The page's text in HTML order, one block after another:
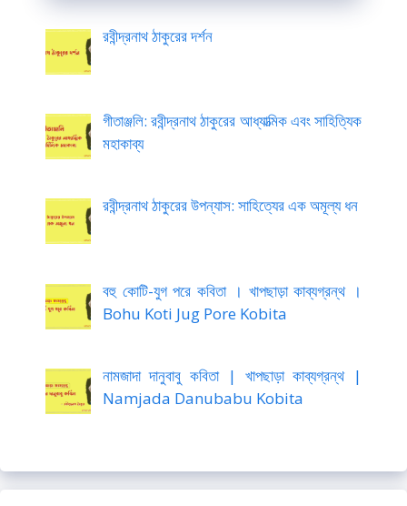
রবীন্দ্রনাথ ঠাকুরের দর্শন
গীতাঞ্জলি: রবীন্দ্রনাথ ঠাকুরের আধ্যাত্মিক এবং সাহিত্যিক
মহাকাব্য
রবীন্দ্রনাথ ঠাকুরের উপন্যাস: সাহিত্যের এক অমূল্য ধন
বহু কোটি-যুগ পরে কবিতা । খাপছাড়া কাব্যগ্রন্থ ।
Bohu Koti Jug Pore Kobita
নামজাদা দানুবাবু কবিতা | খাপছাড়া কাব্যগ্রন্থ |
Namjada Danubabu Kobita